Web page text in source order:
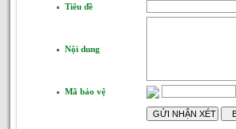
Tiêu đề
Nội dung
Mã bảo vệ